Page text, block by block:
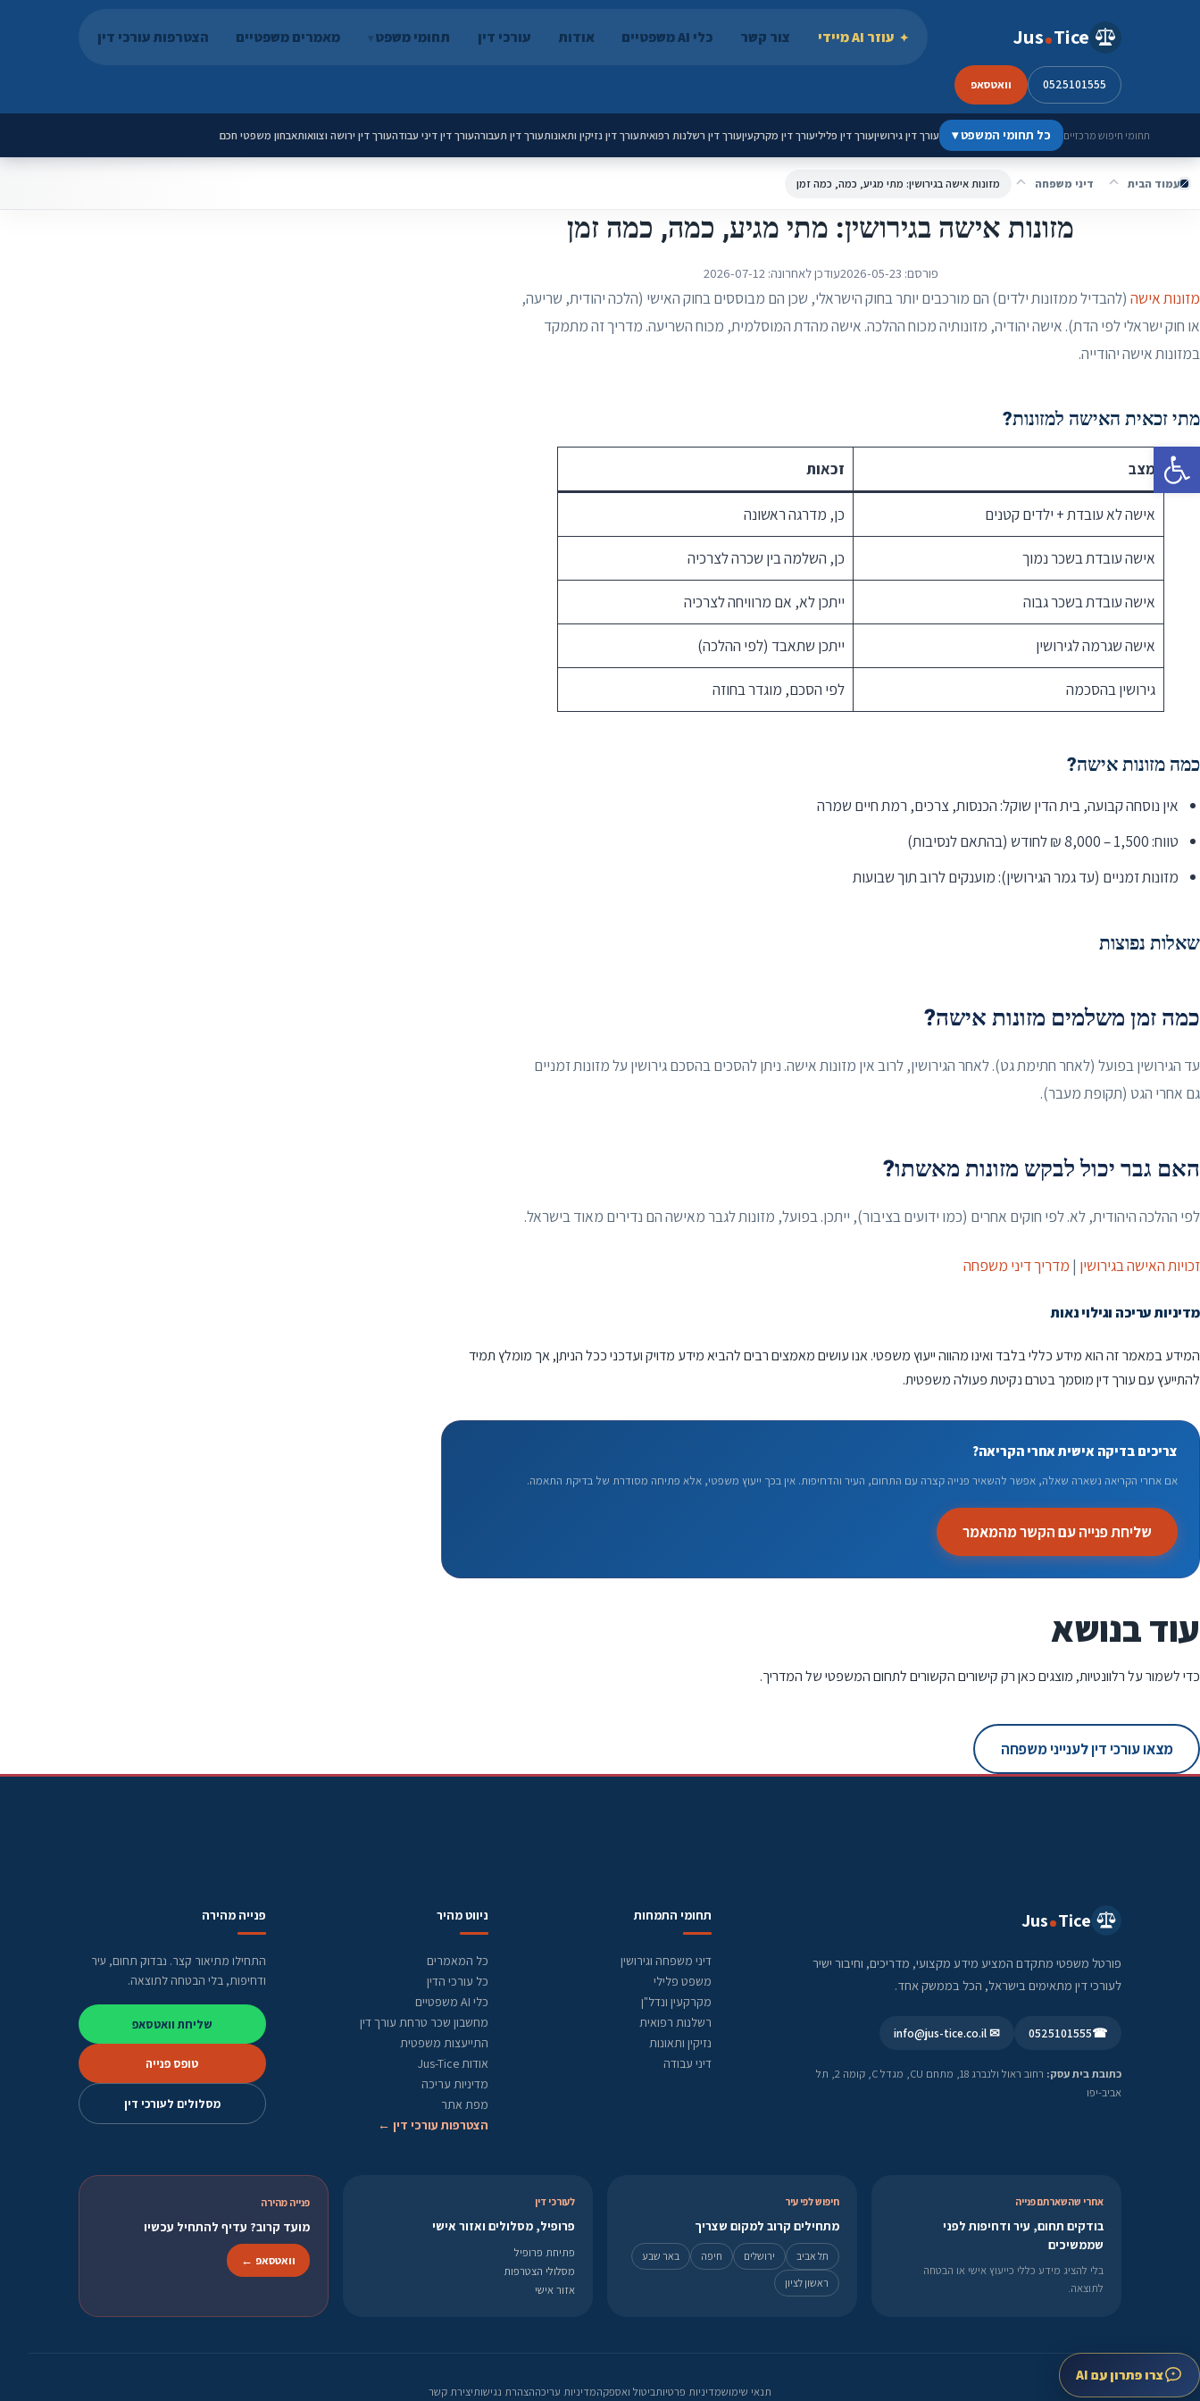
פתח סרגל נגישות
Jus Tice עוזר AI מיידי צור קשר כלי AI משפטיים אודות עורכי דין תחומי משפט מאמרים משפטיים הצטרפות עורכי דין
0525101555 וואטסאפ
תחומי חיפוש מרכזיים כל תחומי המשפט▾ עורך דין גירושיןעורך דין פליליעורך דין מקרקעיןעורך דין רשלנות רפואיתעורך דין נזיקין ותאונותעורך דין תעבורהעורך דין דיני עבודהעורך דין ירושה וצוואותאבחון משפטי חכם
עמוד הבית דיני משפחה מזונות אישה בגירושין: מתי מגיע, כמה, כמה זמן
מזונות אישה בגירושין: מתי מגיע, כמה, כמה זמן
פורסם: 2026-05-23עודכן לאחרונה:2026-07-12
מזונות אישה (להבדיל ממזונות ילדים) הם מורכבים יותר בחוק הישראלי, שכן הם מבוססים בחוק האישי (הלכה יהודית, שריעה,
או חוק ישראלי לפי הדת). אישה יהודיה, מזונותיה מכוח ההלכה. אישה מהדת המוסלמית, מכוח השריעה. מדריך זה מתמקד
במזונות אישה יהודייה.
מתי זכאית האישה למזונות?
מצב זכאות
אישה לא עובדת + ילדים קטנים כן, מדרגה ראשונה
אישה עובדת בשכר נמוך כן, השלמה בין שכרה לצרכיה
אישה עובדת בשכר גבוה ייתכן לא, אם מרוויחה לצרכיה
אישה שגרמה לגירושין ייתכן שתאבד (לפי ההלכה)
גירושין בהסכמה לפי הסכם, מוגדר בחוזה
כמה מזונות אישה?
אין נוסחה קבועה, בית הדין שוקל: הכנסות, צרכים, רמת חיים שמרה
טווח: 1,500 – 8,000 ₪ לחודש (בהתאם לנסיבות)
מזונות זמניים (עד גמר הגירושין): מוענקים לרוב תוך שבועות
שאלות נפוצות
כמה זמן משלמים מזונות אישה?
עד הגירושין בפועל (לאחר חתימת גט). לאחר הגירושין, לרוב אין מזונות אישה. ניתן להסכים בהסכם גירושין על מזונות זמניים
גם אחרי הגט (תקופת מעבר).
האם גבר יכול לבקש מזונות מאשתו?
לפי ההלכה היהודית, לא. לפי חוקים אחרים (כמו ידועים בציבור), ייתכן. בפועל, מזונות לגבר מאישה הם נדירים מאוד בישראל.
זכויות האישה בגירושין | מדריך דיני משפחה
מדיניות עריכה וגילוי נאות
המידע במאמר זה הוא מידע כללי בלבד ואינו מהווה ייעוץ משפטי. אנו עושים מאמצים רבים להביא מידע מדויק ועדכני ככל הניתן, אך מומלץ תמיד
להתייעץ עם עורך דין מוסמך בטרם נקיטת פעולה משפטית.
צריכים בדיקה אישית אחרי הקריאה?
אם אחרי הקריאה נשארה שאלה, אפשר להשאיר פנייה קצרה עם התחום, העיר והדחיפות. אין בכך ייעוץ משפטי, אלא פתיחה מסודרת של בדיקת התאמה.
שליחת פנייה עם הקשר מהמאמר
עוד בנושא
כדי לשמור על רלוונטיות, מוצגים כאן רק קישורים הקשורים לתחום המשפטי של המדריך.
מצאו עורכי דין לענייני משפחה
Jus Tice
פורטל משפטי מתקדם המציע מידע מקצועי, מדריכים, וחיבור ישיר
לעורכי דין מתאימים בישראל, הכל בממשק אחד.
☎
0525101555
✉ info@jus-tice.co.il
כתובת בית עסק:
רחוב ראול ולנברג 18, מתחם CU, מגדל C, קומה 2, תל
אביב-יפו
תחומי התמחות
דיני משפחה וגירושין
משפט פלילי
מקרקעין ונדל"ן
רשלנות רפואית
נזיקין ותאונות
דיני עבודה
ניווט מהיר
כל המאמרים
כל עורכי הדין
כלי AI משפטיים
מחשבון שכר טרחת עורך דין
התייעצות משפטית
אודות Jus-Tice
מדיניות עריכה
מפת אתר
הצטרפות עורכי דין ←
פנייה מהירה
התחילו מתיאור קצר. נבדוק תחום, עיר
ודחיפות, בלי הבטחה לתוצאה.
שליחת וואטסאפ
טופס פנייה
מסלולים לעורכי דין
אחרי שהשארתם פנייה
בודקים תחום, עיר ודחיפות לפני
שממשיכים
בלי להציג מידע כללי כייעוץ אישי או הבטחה
לתוצאה.
חיפוש לפי עיר
מתחילים קרוב למקום שצריך
תל אביב ירושלים חיפה
באר שבע
ראשון לציון
לעורכי דין
פרופיל, מסלולים ואזור אישי
פתיחת פרופיל
מסלולי הצטרפות
אזור אישי
פנייה מהירה
מועד קרוב? עדיף להתחיל עכשיו
וואטסאפ ←
תנאי שימושמדיניות פרטיותביטול ואספקהמדיניות עריכההצהרת נגישותיצירת קשר
צרו פתרון עם AI